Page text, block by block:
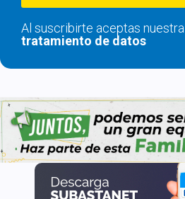
Al suscribirte aceptas nuestra
tratamiento de datos